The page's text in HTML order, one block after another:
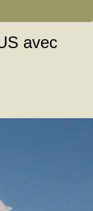
avec